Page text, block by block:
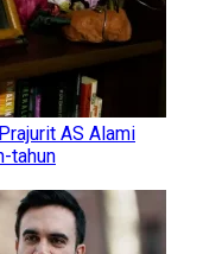
AS Alami
tahun